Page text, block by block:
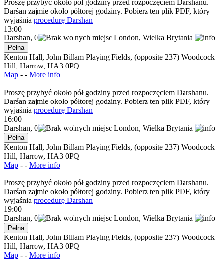
Proszę przybyć około pół godziny przed rozpoczęciem Darshanu.
Darśan zajmie około półtorej godziny. Pobierz ten plik PDF, który
wyjaśnia procedurę Darshan
13:00
Darshan, 0 London, Wielka Brytania
Pełna
Kenton Hall, John Billam Playing Fields, (opposite 237) Woodcock
Hill, Harrow, HA3 0PQ
Map - - More info
Proszę przybyć około pół godziny przed rozpoczęciem Darshanu.
Darśan zajmie około półtorej godziny. Pobierz ten plik PDF, który
wyjaśnia procedurę Darshan
16:00
Darshan, 0 London, Wielka Brytania
Pełna
Kenton Hall, John Billam Playing Fields, (opposite 237) Woodcock
Hill, Harrow, HA3 0PQ
Map - - More info
Proszę przybyć około pół godziny przed rozpoczęciem Darshanu.
Darśan zajmie około półtorej godziny. Pobierz ten plik PDF, który
wyjaśnia procedurę Darshan
19:00
Darshan, 0 London, Wielka Brytania
Pełna
Kenton Hall, John Billam Playing Fields, (opposite 237) Woodcock
Hill, Harrow, HA3 0PQ
Map - - More info